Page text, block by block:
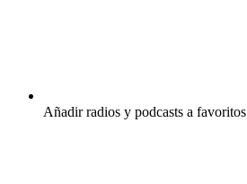
Añadir radios y podcasts a favoritos